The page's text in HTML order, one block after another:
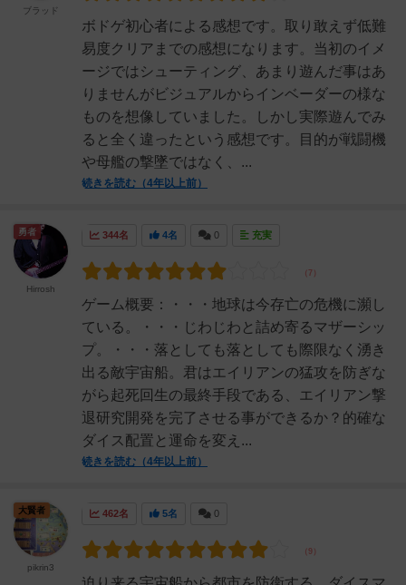
ボドゲ初心者による感想です。取り敢えず低難
易度クリアまでの感想になります。当初のイメ
ージではシューティング、あまり遊んだ事はあ
りませんがビジュアルからインベーダーの様な
ものを想像していました。しかし実際遊んでみ
ると全く違ったという感想です。目的が戦闘機
や母艦の撃墜ではなく、...
続きを読む（4年以上前）
ブラッド
344名 4名 0 充実
ゲーム概要：・・・地球は今存亡の危機に瀕し
ている。・・・じわじわと詰め寄るマザーシッ
プ。・・・落としても落としても際限なく湧き
出る敵宇宙船。君はエイリアンの猛攻を防ぎな
がら起死回生の最終手段である、エイリアン撃
退研究開発を完了させる事ができるか？的確な
ダイス配置と運命を変え...
続きを読む（4年以上前）
勇者
Hirrosh
462名 5名 0
大賢者
pikrin3